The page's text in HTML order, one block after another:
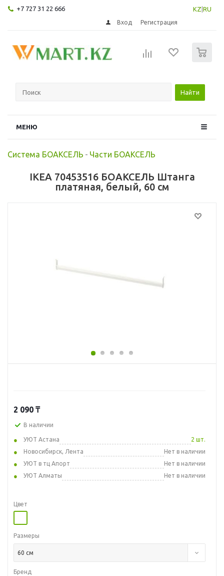
+7 727 31 22 666 KZ RU
Вход Регистрация
Найти
МЕНЮ
Система БОАКСЕЛЬ - Части БОАКСЕЛЬ
IKEA 70453516 БОАКСЕЛЬ Штанга
платяная, белый, 60 см
2 090 ₸
В наличии
УЮТ Астана
2 шт.
Новосибирск, Лента
Нет в наличии
УЮТ в тц Апорт
Нет в наличии
УЮТ Алматы
Нет в наличии
Цвет
Размеры
60 см
Бренд